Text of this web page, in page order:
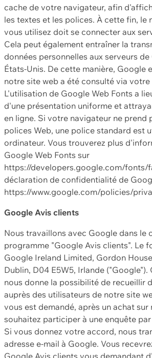
cache de votre navigateur, afin
les textes et les polices. À cette fin, le
vous utilisez doit se connecter aux
Cela peut également entraîner la
données personnelles aux serveurs
États-Unis. De cette manière, Google
notre site web a été consulté via votre
L'utilisation de Google Web Fonts a
d'une présentation uniforme et
en ligne. Si votre navigateur ne prend
polices Web, une police standard est
ordinateur. Vous trouverez plus
Google Web Fonts sur
https://developers.google.com/fonts/
déclaration de confidentialité de
https://www.google.com/policies/
Google Avis clients
Nous travaillons avec Google dans le
programme "Google Avis clients". Le
Google Ireland Limited, Gordon
Dublin, D04 E5W5, Irlande ("Google").
nous donne la possibilité de recueillir
auprès des utilisateurs de notre site
vous est demandé, après un achat sur
souhaitez participer à une enquête
Si vous donnez votre accord, nous
adresse e-mail à Google. Vous